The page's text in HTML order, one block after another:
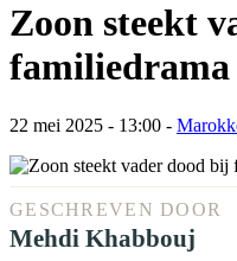
Zoon steekt
familiedrama
22 mei 2025 - 13:00 -
GESCHREVEN DOOR
Mehdi Khabbouj